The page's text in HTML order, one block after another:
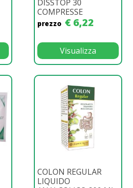
DISSTOP 30
COMPRESSE
prezzo € 6,22
Visualizza
COLON REGULAR
LIQUIDO